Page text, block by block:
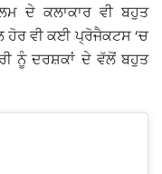
ਦੇ ਕਲਾਕਾਰ ਵੀ ਬਹੁਤ
ਹੋਰ ਵੀ ਕਈ ਪ੍ਰੋਜੈਕਟਸ ‘ਚ
ਨੂੰ ਦਰਸ਼ਕਾਂ ਦੇ ਵੱਲੋਂ ਬਹੁਤ